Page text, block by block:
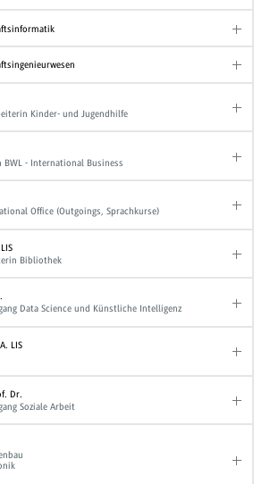
Kinder- und Jugendhilfe
BWL - International Business
Office (Outgoings, Sprachkurse)
Bibliothek
Data Science und Künstliche Intelligenz
LIS
Dr.
Soziale Arbeit